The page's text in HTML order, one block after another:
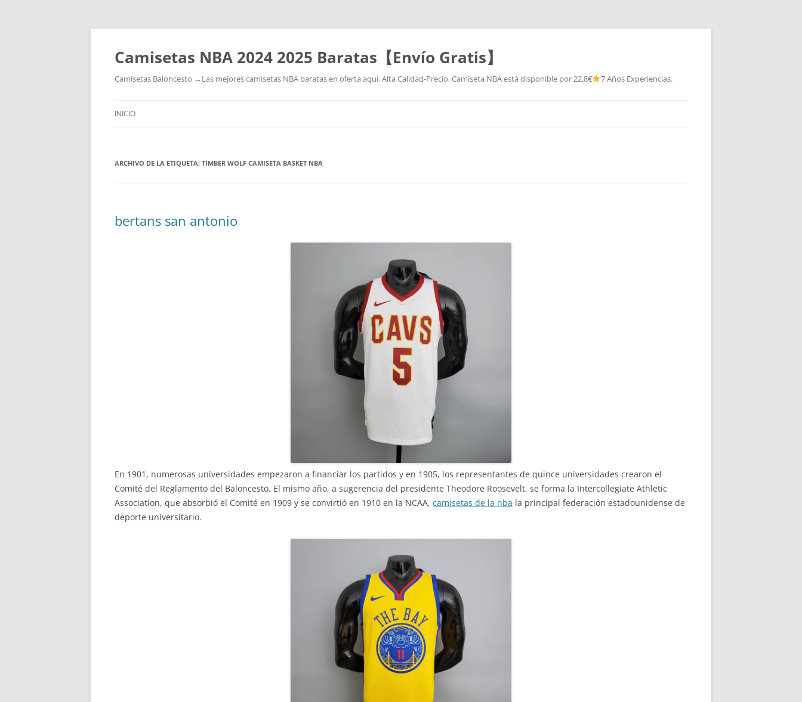
Camisetas NBA 2024 2025 Baratas【Envío Gratis】
Camisetas Baloncesto →Las mejores camisetas NBA baratas en oferta aquí. Alta Calidad-Precio. Camiseta NBA está disponible por 22,8€ 7 Años Experiencias.
INICIO
ARCHIVO DE LA ETIQUETA: TIMBER WOLF CAMISETA BASKET NBA
bertans san antonio
En 1901, numerosas universidades empezaron a financiar los partidos y en 1905, los representantes de quince universidades crearon el
Comité del Reglamento del Baloncesto. El mismo año, a sugerencia del presidente Theodore Roosevelt, se forma la Intercollegiate Athletic
Association, que absorbió el Comité en 1909 y se convirtió en 1910 en la NCAA, camisetas de la nba la principal federación estadounidense de
deporte universitario.